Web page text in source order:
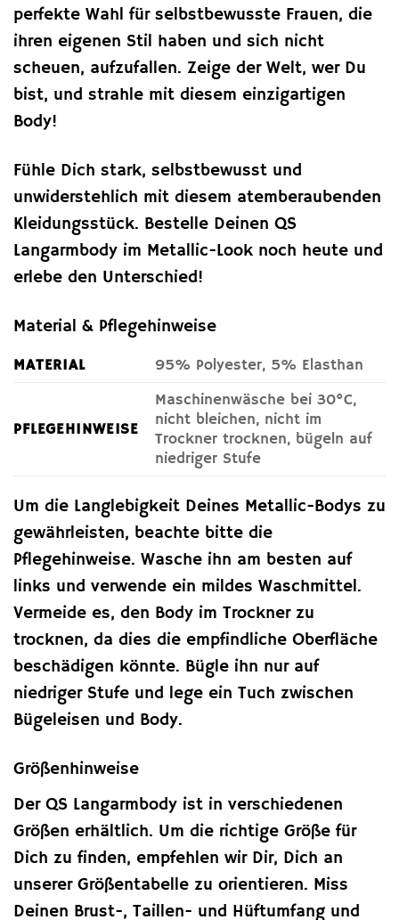
perfekte Wahl für selbstbewusste Frauen, die
ihren eigenen Stil haben und sich nicht
scheuen, aufzufallen. Zeige der Welt, wer Du
bist, und strahle mit diesem einzigartigen
Body!
Fühle Dich stark, selbstbewusst und
unwiderstehlich mit diesem atemberaubenden
Kleidungsstück. Bestelle Deinen QS
Langarmbody im Metallic-Look noch heute und
erlebe den Unterschied!
Material & Pflegehinweise
MATERIAL 95% Polyester, 5% Elasthan
PFLEGEHINWEISE
Maschinenwäsche bei 30°C,
nicht bleichen, nicht im
Trockner trocknen, bügeln auf
niedriger Stufe
Um die Langlebigkeit Deines Metallic-Bodys zu
gewährleisten, beachte bitte die
Pflegehinweise. Wasche ihn am besten auf
links und verwende ein mildes Waschmittel.
Vermeide es, den Body im Trockner zu
trocknen, da dies die empfindliche Oberfläche
beschädigen könnte. Bügle ihn nur auf
niedriger Stufe und lege ein Tuch zwischen
Bügeleisen und Body.
Größenhinweise
Der QS Langarmbody ist in verschiedenen
Größen erhältlich. Um die richtige Größe für
Dich zu finden, empfehlen wir Dir, Dich an
unserer Größentabelle zu orientieren. Miss
Deinen Brust-, Taillen- und Hüftumfang und